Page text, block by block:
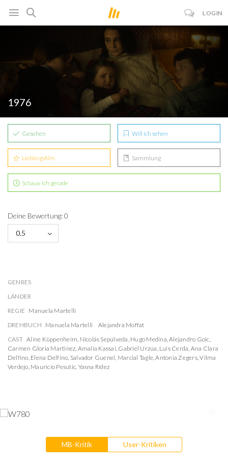
LOGIN
1976
Gesehen Will ich sehen
Lieblingsfilm Sammlung
Schaue ich gerade
Deine Bewertung: 0
0.5
GENRES
LÄNDER
REGIE Manuela Martelli
DREHBUCH Manuela Martelli
Alejandra Moffat
CAST Aline Küppenheim, Nicolás Sepúlveda, Hugo Medina,Alejandro Goic,
Carmen Gloria Martinez, Amalia Kassai, Gabriel Urzúa, Luis Cerda, Ana Clara
Delfino, Elena Delfino, Salvador Guenel, Marcial Tagle,Antonia Zegers,Vilma
Verdejo, Mauricio Pesutic, Yasna Rídez
MB-Kritik User-Kritiken